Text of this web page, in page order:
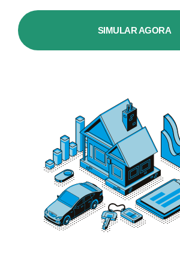
SIMULAR AGORA